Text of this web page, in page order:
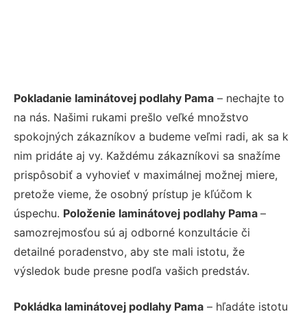
Pokladanie laminátovej podlahy Pama – nechajte to
na nás. Našimi rukami prešlo veľké množstvo
spokojných zákazníkov a budeme veľmi radi, ak sa k
nim pridáte aj vy. Každému zákazníkovi sa snažíme
prispôsobiť a vyhovieť v maximálnej možnej miere,
pretože vieme, že osobný prístup je kľúčom k
úspechu. Položenie laminátovej podlahy Pama –
samozrejmosťou sú aj odborné konzultácie či
detailné poradenstvo, aby ste mali istotu, že
výsledok bude presne podľa vašich predstáv.
Pokládka laminátovej podlahy Pama – hľadáte istotu